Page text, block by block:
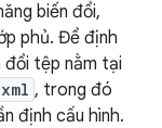
biến đổi,
phủ. Để định
tệp nằm tại
, trong đó
định cấu hình.